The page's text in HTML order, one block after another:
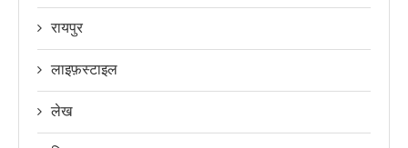
रायपुर
लाइफ़स्टाइल
लेख